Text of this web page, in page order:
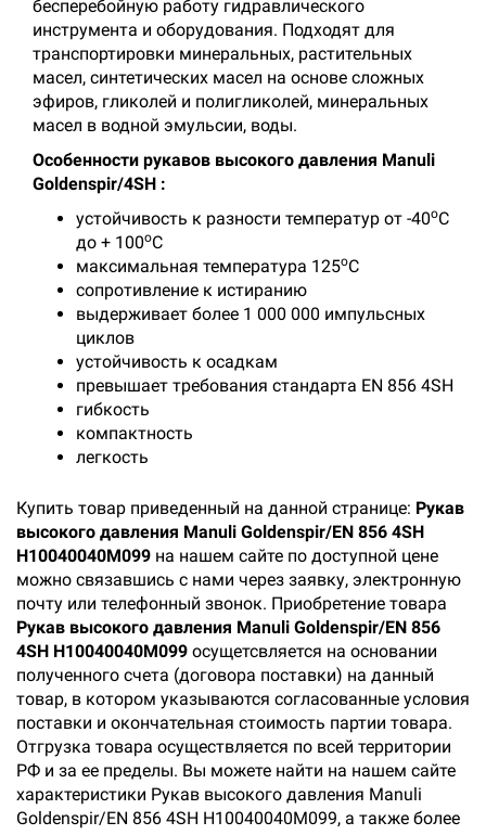
бесперебойную работу гидравлического
инструмента и оборудования. Подходят для
транспортировки минеральных, растительных
масел, синтетических масел на основе сложных
эфиров, гликолей и полигликолей, минеральных
масел в водной эмульсии, воды.
Особенности рукавов высокого давления Manuli
Goldenspir/4SH :
устойчивость к разности температур от -40оС
до + 100оС
максимальная температура 125оС
сопротивление к истиранию
выдерживает более 1 000 000 импульсных
циклов
устойчивость к осадкам
превышает требования стандарта EN 856 4SH
гибкость
компактность
легкость
Купить товар приведенный на данной странице: Рукав
высокого давления Manuli Goldenspir/EN 856 4SH
H10040040M099 на нашем сайте по доступной цене
можно связавшись с нами через заявку, электронную
почту или телефонный звонок. Приобретение товара
Рукав высокого давления Manuli Goldenspir/EN 856
4SH H10040040M099 осущетсвляется на основании
полученного счета (договора поставки) на данный
товар, в котором указываются согласованные условия
поставки и окончательная стоимость партии товара.
Отгрузка товара осуществляется по всей территории
РФ и за ее пределы. Вы можете найти на нашем сайте
характеристики Рукав высокого давления Manuli
Goldenspir/EN 856 4SH H10040040M099, а также более